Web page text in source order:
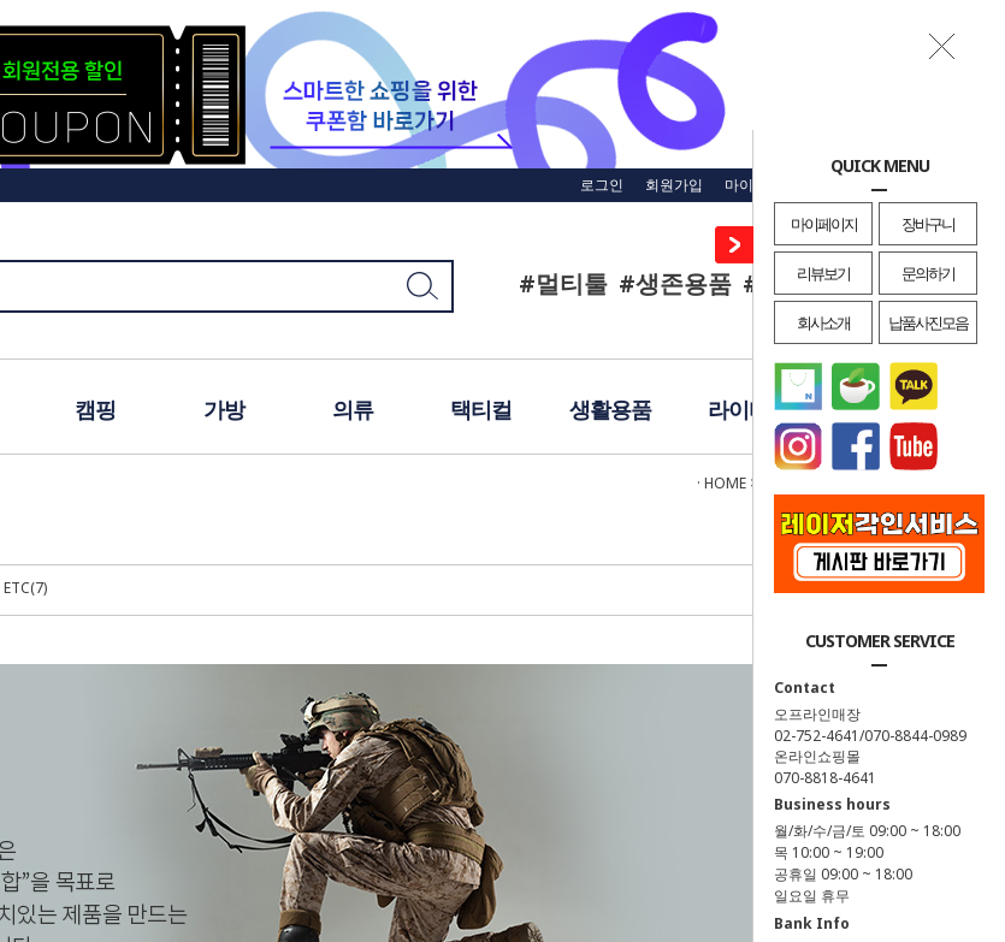
QUICK MENU
마이페이지 장바구니
리뷰보기 문의하기
회사소개 납품사진모음
CUSTOMER SERVICE
Contact
오프라인매장
02-752-4641/070-8844-0989
온라인쇼핑몰
070-8818-4641
Business hours
월/화/수/금/토 09:00 ~ 18:00
목 10:00 ~ 19:00
공휴일 09:00 ~ 18:00
일요일 휴무
Bank Info
로그인 회원가입 마이페이지 주문조회
#멀티툴 #생존용품 #재난용품 #EDC
캠핑 가방 의류 택티컬 생활용품 라이터 레이져각인
· HOME >
ETC(7)